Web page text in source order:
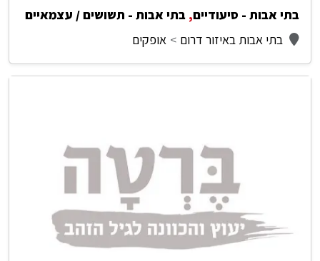
בתי אבות - סיעודיים, בתי אבות - תשושים / עצמאיים
בתי אבות באיזור דרום
אופקים